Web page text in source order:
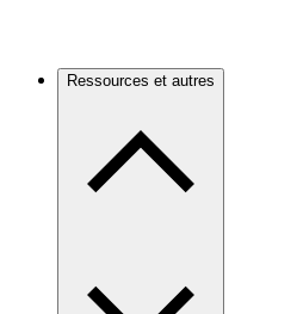
Ressources et autres